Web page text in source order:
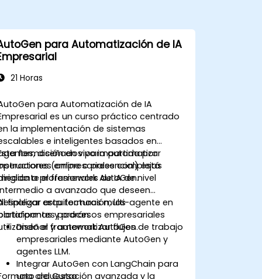
para Automatización de IA
21 Horas
para Automatización de IA
es un curso práctico centrado
la implementación de sistemas
e inteligentes basados en
diseñados para automatizar
empresariales complejas
el framework AutoGen.
formación en vivo impartida por
(online o presencial) está
a profesionales de IA de nivel
a avanzado que deseen
arquitecturas multi-agente en
y procesos empresariales
el framework AutoGen.
finalizar esta formación, los
podrán:
Diseñar y automatizar flujos de trabajo
empresariales mediante AutoGen y
agentes LLM.
Integrar AutoGen con LangChain para
una orquestación avanzada y la
del Curso